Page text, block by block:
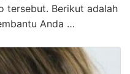
tersebut. Berikut adalah
Anda …